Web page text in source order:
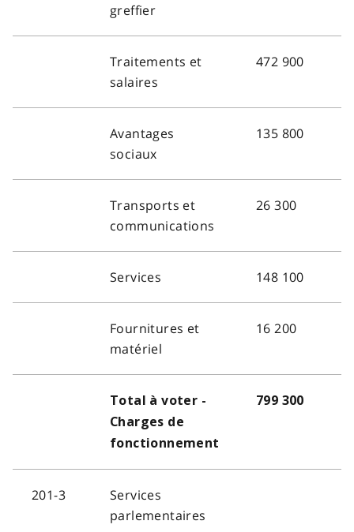
greffier
Traitements et
salaires
472 900
Avantages
sociaux
135 800
Transports et
communications
26 300
Services 148 100
Fournitures et
matériel
16 200
Total à voter -
Charges de
fonctionnement
799 300
201-3
Services
parlementaires